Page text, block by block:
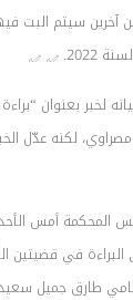
لخبر بعنوان
لكنه عدّل
المحكمة أمس
في قضيتين
طارق جميل